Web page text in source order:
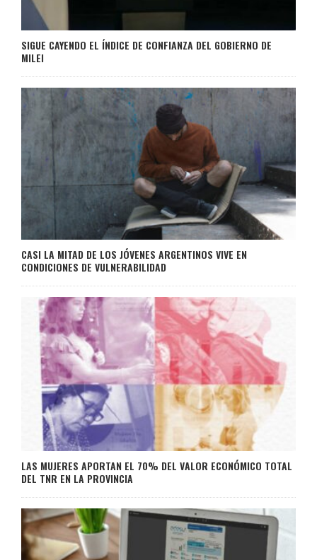
SIGUE CAYENDO EL ÍNDICE DE CONFIANZA DEL GOBIERNO DE
MILEI
CASI LA MITAD DE LOS JÓVENES ARGENTINOS VIVE EN
CONDICIONES DE VULNERABILIDAD
LAS MUJERES APORTAN EL 70% DEL VALOR ECONÓMICO TOTAL
DEL TNR EN LA PROVINCIA